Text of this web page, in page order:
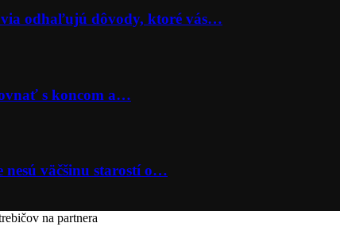
odhaľujú dôvody, ktoré vás…
s koncom a…
nesú väčšinu starostí o…
na partnera